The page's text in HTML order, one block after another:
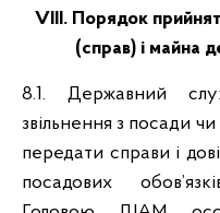
VIІI. Порядок
(справ) і майна
8.1. Державний
звільнення з посади
передати справи і
посадових